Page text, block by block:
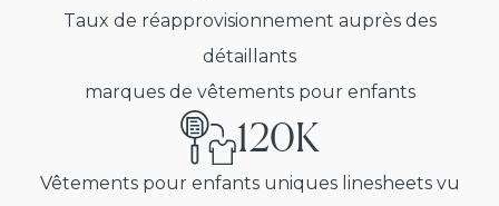
Taux de réapprovisionnement auprès des
détaillants
marques de vêtements pour enfants
120K
Vêtements pour enfants uniques linesheets vu